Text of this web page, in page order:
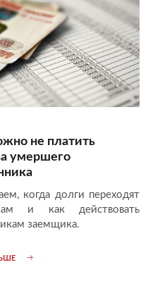
не платить
умершего
когда долги переходят
и как действовать
заемщика.